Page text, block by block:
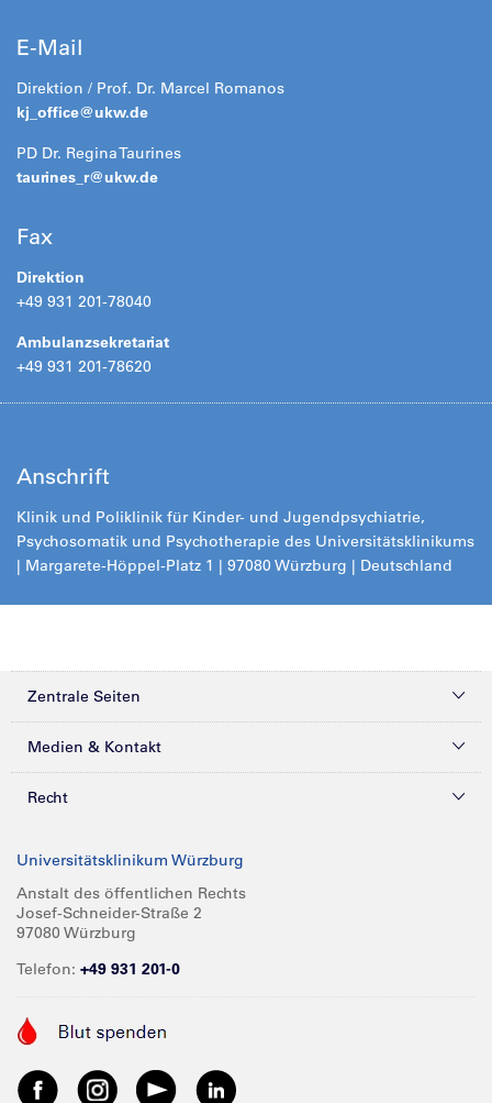
E-Mail
Direktion / Prof. Dr. Marcel Romanos
kj_office@ukw.de
PD Dr. Regina Taurines
taurines_r@ukw.de
Fax
Direktion
+49 931 201-78040
Ambulanzsekretariat
+49 931 201-78620
Anschrift
Klinik und Poliklinik für Kinder- und Jugendpsychiatrie,
Psychosomatik und Psychotherapie des Universitätsklinikums
| Margarete-Höppel-Platz 1 | 97080 Würzburg | Deutschland
Zentrale Seiten
Kliniken & Zentren
Forschung
Karriere
Medien & Kontakt
Presse
Glossar
Spenden
Anreise
Recht
Compliance
Impressum
Barrierefreiheit
Universitätsklinikum Würzburg
Anstalt des öffentlichen Rechts
Josef-Schneider-Straße 2
97080 Würzburg
Telefon: +49 931 201-0